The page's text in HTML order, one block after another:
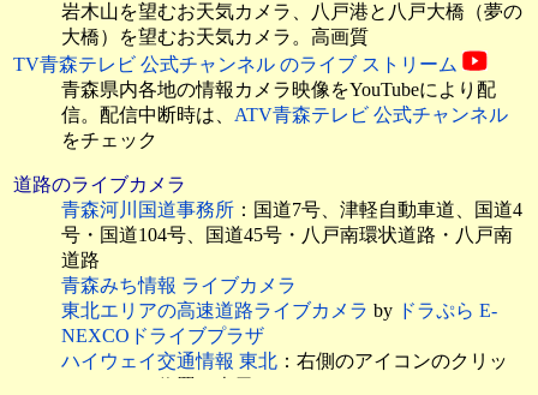
岩木山を望むお天気カメラ、八戸港と八戸大橋（夢の
大橋）を望むお天気カメラ。高画質
TV青森テレビ 公式チャンネル のライブ ストリーム
青森県内各地の情報カメラ映像をYouTubeにより配
信。配信中断時は、 ATV青森テレビ 公式チャンネル
をチェック
道路のライブカメラ
青森河川国道事務所 ：国道7号、津軽自動車道、国道4
号・国道104号、国道45号・八戸南環状道路・八戸南
道路
青森みち情報 ライブカメラ
東北エリアの高速道路ライブカメラ by ドラぷら E-
NEXCOドライブプラザ
ハイウェイ交通情報 東北 ：右側のアイコンのクリッ